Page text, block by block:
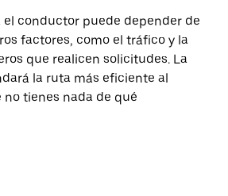
el conductor puede depender de
factores, como el tráfico y la
que realicen solicitudes. La
la ruta más eficiente al
tienes nada de qué